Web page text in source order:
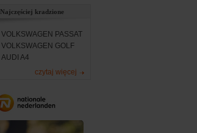
Najczęściej kradzione
VOLKSWAGEN PASSAT
VOLKSWAGEN GOLF
AUDI A4
czytaj więcej